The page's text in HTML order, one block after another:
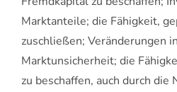
Marktanteile; die Fähigkeit,
zuschließen; Veränderungen
Marktunsicherheit; die
zu beschaffen, auch durch